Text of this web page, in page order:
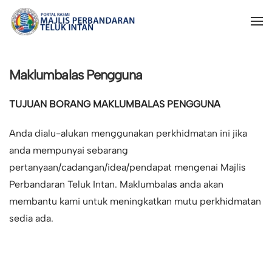
Maklumbalas Pengguna
TUJUAN BORANG MAKLUMBALAS PENGGUNA
Anda dialu-alukan menggunakan perkhidmatan ini jika
anda mempunyai sebarang
pertanyaan/cadangan/idea/pendapat mengenai Majlis
Perbandaran Teluk Intan. Maklumbalas anda akan
membantu kami untuk meningkatkan mutu perkhidmatan
sedia ada.